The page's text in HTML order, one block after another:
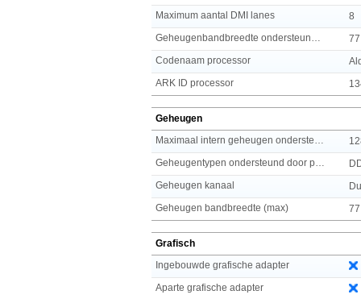
Maximum aantal DMI lanes
8
Codenaam processor
ARK ID processor
Geheugen
Geheugen kanaal
Geheugen bandbreedte (max)
Grafisch
Ingebouwde grafische adapter
Aparte grafische adapter